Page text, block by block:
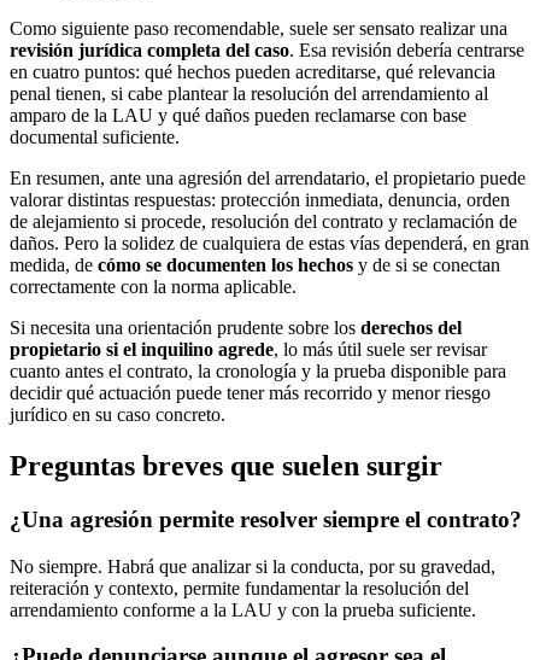
Como siguiente paso recomendable, suele ser sensato realizar una
revisión jurídica completa del caso. Esa revisión debería centrarse
en cuatro puntos: qué hechos pueden acreditarse, qué relevancia
penal tienen, si cabe plantear la resolución del arrendamiento al
amparo de la LAU y qué daños pueden reclamarse con base
documental suficiente.
En resumen, ante una agresión del arrendatario, el propietario puede
valorar distintas respuestas: protección inmediata, denuncia, orden
de alejamiento si procede, resolución del contrato y reclamación de
daños. Pero la solidez de cualquiera de estas vías dependerá, en gran
medida, de cómo se documenten los hechos y de si se conectan
correctamente con la norma aplicable.
Si necesita una orientación prudente sobre los derechos del
propietario si el inquilino agrede, lo más útil suele ser revisar
cuanto antes el contrato, la cronología y la prueba disponible para
decidir qué actuación puede tener más recorrido y menor riesgo
jurídico en su caso concreto.
Preguntas breves que suelen surgir
¿Una agresión permite resolver siempre el contrato?
No siempre. Habrá que analizar si la conducta, por su gravedad,
reiteración y contexto, permite fundamentar la resolución del
arrendamiento conforme a la LAU y con la prueba suficiente.